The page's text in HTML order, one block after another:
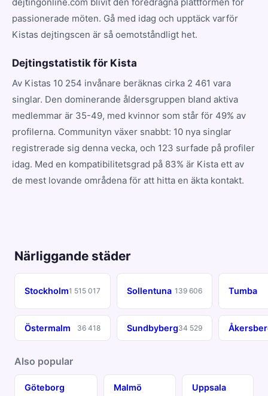
passionerade möten. Gå med idag och upptäck varför
Kistas dejtingscen är så oemotståndligt het.
Dejtingstatistik för Kista
Av Kistas 10 254 invånare beräknas cirka 2 461 vara
singlar. Den dominerande åldersgruppen bland aktiva
medlemmar är 35-49, med kvinnor som står för 49% av
profilerna. Communityn växer snabbt: 10 nya singlar
registrerade sig denna vecka, och 123 surfade på profiler
idag. Med en kompatibilitetsgrad på 83% är Kista ett av
de mest lovande områdena för att hitta en äkta kontakt.
Närliggande städer
Stockholm1 515 017 Sollentuna 139 606 Tumba
Östermalm 36 418 Sundbyberg34 529
Also popular
Göteborg Malmö Uppsala